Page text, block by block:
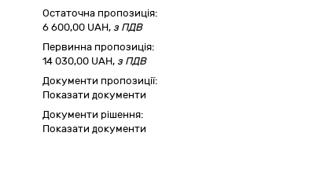
Остаточна пропозиція:
6 600,00 UAH, з ПДВ
Первинна пропозиція:
14 030,00 UAH, з ПДВ
Документи пропозиції:
Показати документи
Документи рішення:
Показати документи